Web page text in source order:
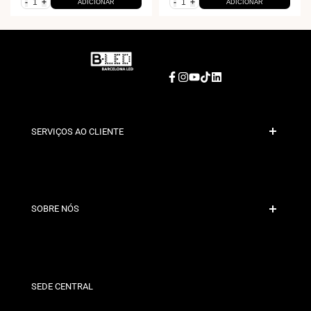
- + ADICIONAR - + ADICIONAR
Facebook
Instagram
YouTube
TikTokLinkedIn
SERVIÇOS AO CLIENTE
Contacto
SOBRE NÓS
Nossas Lojas
SEDE CENTRAL